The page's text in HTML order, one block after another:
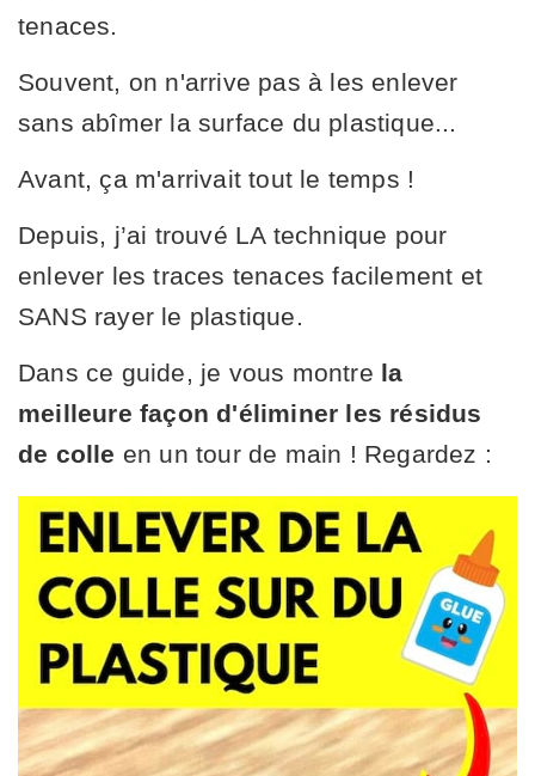
tenaces.
Souvent, on n'arrive pas à les enlever
sans abîmer la surface du plastique...
Avant, ça m'arrivait tout le temps !
Depuis, j’ai trouvé LA technique pour
enlever les traces tenaces facilement et
SANS rayer le plastique.
Dans ce guide, je vous montre la
meilleure façon d'éliminer les résidus
de colle en un tour de main ! Regardez :